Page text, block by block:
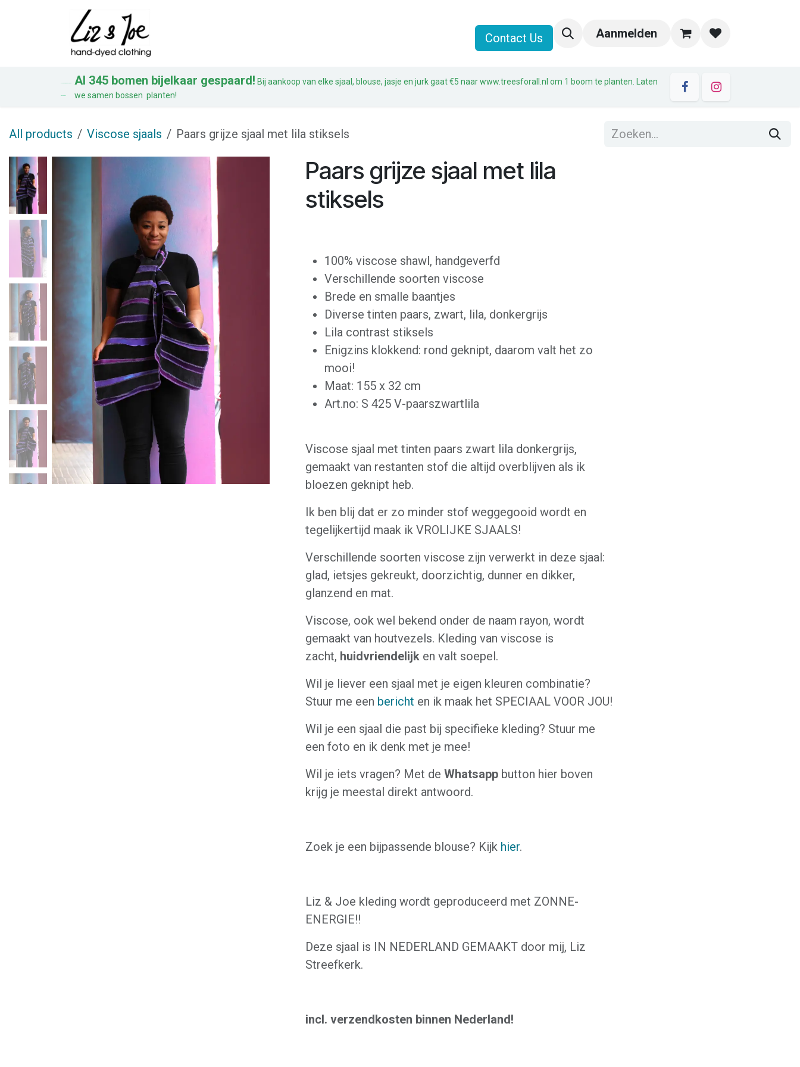
Overslaan naar inhoud
Over Liz & JoeContact Us Aanmelden
Al 345 bomen bijelkaar gespaard! Bij aankoop van elke sjaal, blouse, jasje en jurk gaat €5 naar www.treesforall.nl om 1 boom te planten. Laten
we samen bossen planten!
All products Viscose sjaals Paars grijze sjaal met lila stiksels
Paars grijze sjaal met lila
stiksels
100% viscose shawl, handgeverfd
Verschillende soorten viscose
Brede en smalle baantjes
Diverse tinten paars, zwart, lila, donkergrijs
Lila contrast stiksels
Enigzins klokkend: rond geknipt, daarom valt het zo
mooi!
Maat: 155 x 32 cm
Art.no: S 425 V-paarszwartlila
Viscose sjaal met tinten paars zwart lila donkergrijs,
gemaakt van restanten stof die altijd overblijven als ik
bloezen geknipt heb.
Ik ben blij dat er zo minder stof weggegooid wordt en
tegelijkertijd maak ik VROLIJKE SJAALS!
Verschillende soorten viscose zijn verwerkt in deze sjaal:
glad, ietsjes gekreukt, doorzichtig, dunner en dikker,
glanzend en mat.
Viscose, ook wel bekend onder de naam rayon, wordt
gemaakt van houtvezels. Kleding van viscose is
zacht, huidvriendelijken valt soepel.
Wil je liever een sjaal met je eigen kleuren combinatie?
Stuur me een bericht en ik maak het SPECIAAL VOOR JOU!
Wil je een sjaal die past bij specifieke kleding? Stuur me
een foto en ik denk met je mee!
Wil je iets vragen? Met de Whatsappbutton hier boven
krijg je meestal direkt antwoord.
Zoek je een bijpassende blouse? Kijk hier.
Liz & Joe kleding wordt geproduceerd met ZONNE-
ENERGIE!!
Deze sjaal is IN NEDERLAND GEMAAKT door mij, Liz
Streefkerk.
incl. verzendkosten binnen Nederland!